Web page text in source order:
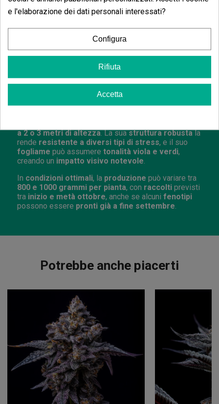
Risponde bene a tecniche di addestramento come
della crescita. Irendimentisono generalmente
300 e 400 grammi
con unafiorituratra le8 e le 9 settimane, mentre
alcunifenotipipossono esserepronti già in 7
Inoutdoor,Big Zraggiunge il suomassimo
a 2 o 3 metri di altezza. La suastruttura robustala
rende resistente a diversi tipi di stress, e il suo
fogliame può assumere tonalità viola e verdi,
creando un impatto visivo notevole
In condizioni ottimali, la produzione può variare tra
800 e 1000 grammi per pianta, con raccolti previsti
tra inizio e metà ottobre, anche se alcuni fenotipi
possono essere pronti già a fine settembre
Potrebbe anche piacerti
e l'elaborazione dei dati personali interessati?
Configura
Rifiuta
Accetta